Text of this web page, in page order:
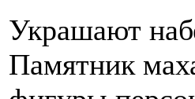
Украшают
Памятник